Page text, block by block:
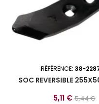
RÉFÉRENCE: 38-
SOC REVERSIBLE
Prix
5,11 € Prix
5,44 €